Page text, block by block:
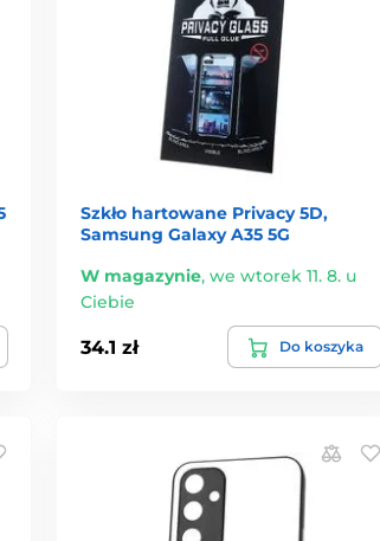
Szkło hartowane Privacy 5D,
Samsung Galaxy A35 5G
W magazynie, we wtorek 11. 8. u
Ciebie
34.1 zł Do koszyka